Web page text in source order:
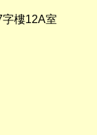
樓12A室